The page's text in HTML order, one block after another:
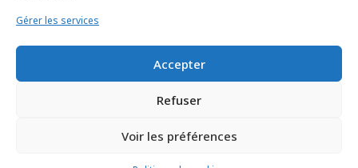
Gérer les services
Accepter
Refuser
Voir les préférences